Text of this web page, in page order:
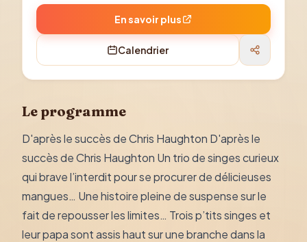
En savoir plus
Calendrier
Le programme
D'après le succès de Chris Haughton D'après le
succès de Chris Haughton Un trio de singes curieux
qui brave l’interdit pour se procurer de délicieuses
mangues… Une histoire pleine de suspense sur le
fait de repousser les limites… Trois p’tits singes et
leur papa sont assis haut sur une branche dans la